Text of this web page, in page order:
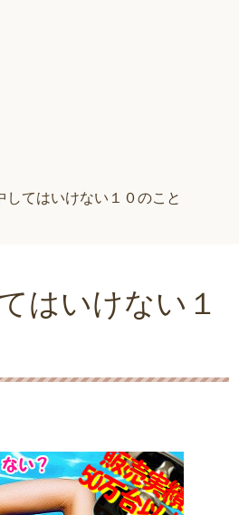
てはいけない１０のこと
はいけない１